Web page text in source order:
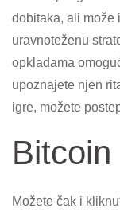
dobitaka, ali može
uravnoteženu
opkladama
upoznajete njen
igre, možete
Možete čak i